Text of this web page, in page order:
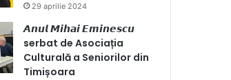
29 aprilie 2024
𝘼𝙣𝙪𝙡 𝙈𝙞𝙝𝙖𝙞 𝙀𝙢𝙞𝙣𝙚𝙨𝙘𝙪
serbat de Asociația
Culturală a Seniorilor din
Timișoara